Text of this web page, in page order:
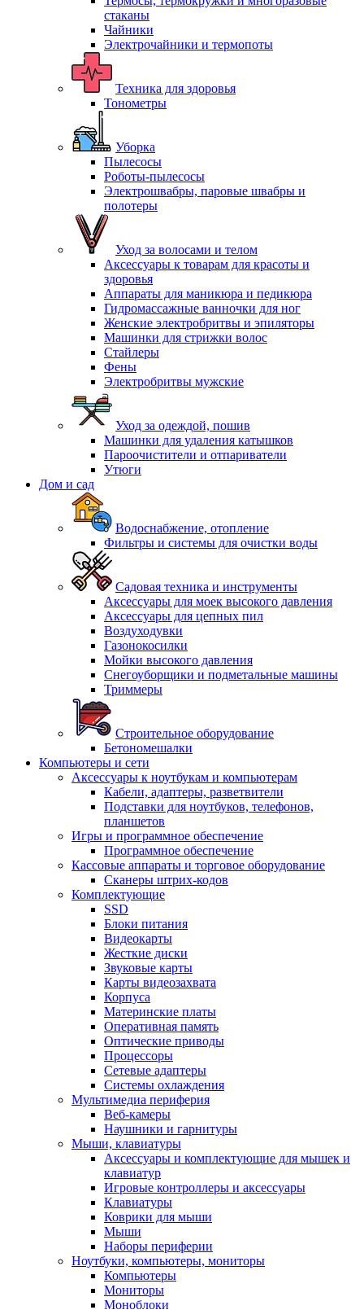
стаканы
Чайники
Электрочайники и термопоты
Техника для здоровья
Тонометры
Уборка
Пылесосы
Роботы-пылесосы
Электрошвабры, паровые швабры и
полотеры
Уход за волосами и телом
Аксессуары к товарам для красоты и
здоровья
Аппараты для маникюра и педикюра
Гидромассажные ванночки для ног
Женские электробритвы и эпиляторы
Машинки для стрижки волос
Стайлеры
Фены
Электробритвы мужские
Уход за одеждой, пошив
Машинки для удаления катышков
Пароочистители и отпариватели
Утюги
Дом и сад
Водоснабжение, отопление
Фильтры и системы для очистки воды
Садовая техника и инструменты
Аксессуары для моек высокого давления
Аксессуары для цепных пил
Воздуходувки
Газонокосилки
Мойки высокого давления
Снегоуборщики и подметальные машины
Триммеры
Строительное оборудование
Бетономешалки
Компьютеры и сети
Аксессуары к ноутбукам и компьютерам
Кабели, адаптеры, разветвители
Подставки для ноутбуков, телефонов,
планшетов
Игры и программное обеспечение
Программное обеспечение
Кассовые аппараты и торговое оборудование
Сканеры штрих-кодов
Комплектующие
SSD
Блоки питания
Видеокарты
Жесткие диски
Звуковые карты
Карты видеозахвата
Корпуса
Материнские платы
Оперативная память
Оптические приводы
Процессоры
Сетевые адаптеры
Системы охлаждения
Мультимедиа периферия
Веб-камеры
Наушники и гарнитуры
Мыши, клавиатуры
Аксессуары и комплектующие для мышек и
клавиатур
Игровые контроллеры и аксессуары
Клавиатуры
Коврики для мыши
Мыши
Наборы периферии
Ноутбуки, компьютеры, мониторы
Компьютеры
Мониторы
Моноблоки